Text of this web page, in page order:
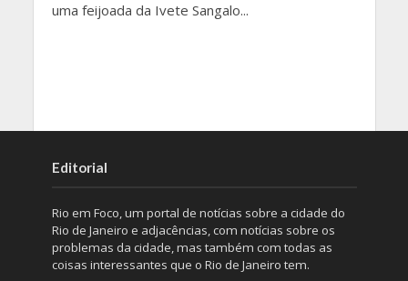
uma feijoada da Ivete Sangalo...
Editorial
Rio em Foco, um portal de notícias sobre a cidade do
Rio de Janeiro e adjacências, com notícias sobre os
problemas da cidade, mas também com todas as
coisas interessantes que o Rio de Janeiro tem.